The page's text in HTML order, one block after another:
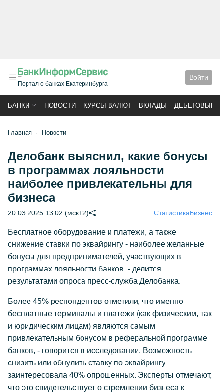
Портал о банках Екатеринбурга
Войти
БАНКИ НОВОСТИ КУРСЫ ВАЛЮТ ВКЛАДЫ ДЕБЕТОВЫЕ
Главная Новости
Делобанк выяснил, какие бонусы
в программах лояльности
наиболее привлекательны для
бизнеса
20.03.2025 13:02 (мск+2) СтатистикаБизнес
Бесплатное оборудование и платежи, а также
снижение ставки по эквайрингу - наиболее желанные
бонусы для предпринимателей, участвующих в
программах лояльности банков, - делится
результатами опроса пресс-служба Делобанка.
Более 45% респондентов отметили, что именно
бесплатные терминалы и платежи (как физическим, так
и юридическим лицам) являются самым
привлекательным бонусом в реферальной программе
банков, - говорится в исследовании. Возможность
снизить или обнулить ставку по эквайрингу
заинтересовала 40% опрошенных. Эксперты отмечают,
что это свидетельствует о стремлении бизнеса к